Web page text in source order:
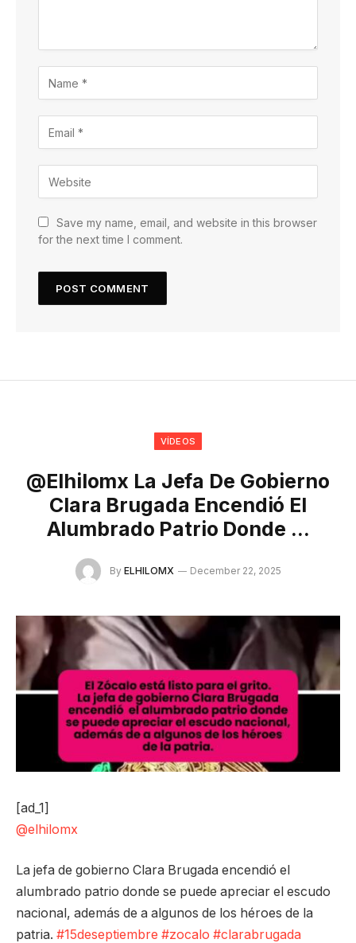
Save my name, email, and website in this browser
for the next time I comment.
VÍDEOS
@elhilomx La Jefa De Gobierno
Clara Brugada Encendió El
Alumbrado Patrio Donde …
By ELHILOMX December 22, 2025
[ad_1]
@elhilomx
La jefa de gobierno Clara Brugada encendió el
alumbrado patrio donde se puede apreciar el escudo
nacional, además de a algunos de los héroes de la
patria. #15deseptiembre #zocalo #clarabrugada